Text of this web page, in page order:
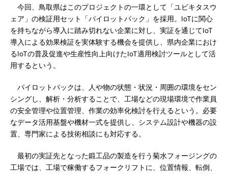
今回、鳥取県はこのプロジェクトの一環として「ユビキタスウ
ェア」の検証用セット「パイロットパック」を採用。IoTに関心
を持ちながら導入に踏み切れない企業に対し、実証を通じてIoT
導入による効果検証を実体験する機会を提供し、県内企業におけ
るIoTの普及促進や生産性向上向けたIoT適用検討ツールとして活
用するという。
パイロットパックは、人や物の状態・状況・周囲の環境をセン
シングし、解析・分析することで、工場などの現場環境で作業員
の安全管理や位置管理、作業の効率化検討を行えるという。必要
なデータ活用基盤や機材一式を提供し、システム設計や機器の設
置、専門家による技術相談にも対応する。
最初の実証先となった鍛工品の製造を行う菊水フォージングの
工場では、工場で稼働するフォークリフトに、位置情報、転倒、